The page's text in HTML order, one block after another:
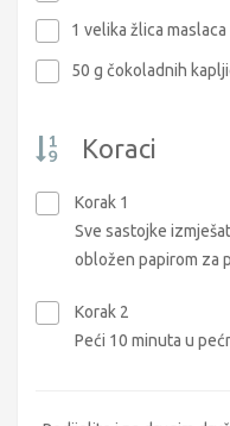
1 velika žlica
50 g čokoladnih
Koraci
Korak 1
Sve sastojke
obložen papirom za
Korak 2
Peći 10 minuta u